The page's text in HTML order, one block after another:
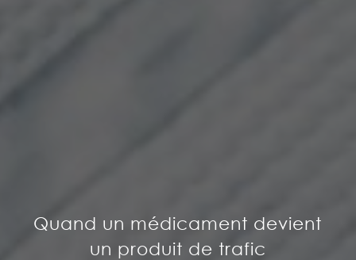
Quand un médicament devient
un produit de trafic